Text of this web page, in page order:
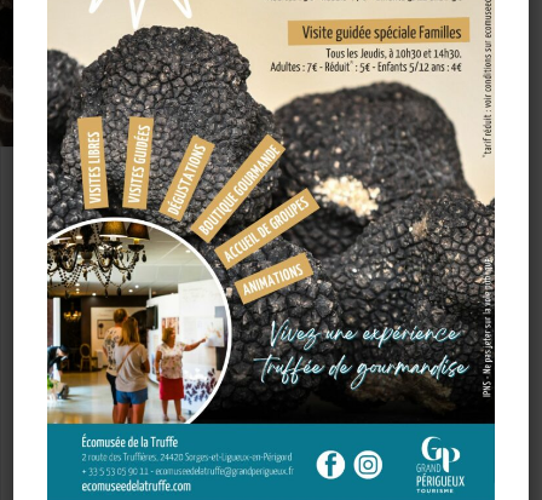
Bien choisir vos truffes
Quelques conseils :
Une bonne truffe doit avoir une consistance très ferme et
avoir une bonne densité, sans être trop sèche. La peau de la
truffe ne doit pas être humide ou luisante. Préférez une truffe
brossée à sec. Le parfum est le principal critère de sélection :
si elle n’a pas d’odeur elle n’aura pas de goût.